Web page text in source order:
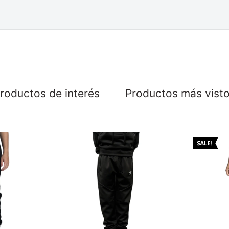
de interés Productos más